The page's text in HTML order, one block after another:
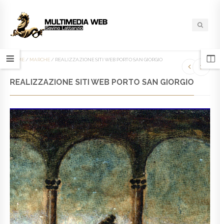
HOME / MARCHE / REALIZZAZIONE SITI WEB PORTO SAN GIORGIO
REALIZZAZIONE SITI WEB PORTO SAN GIORGIO